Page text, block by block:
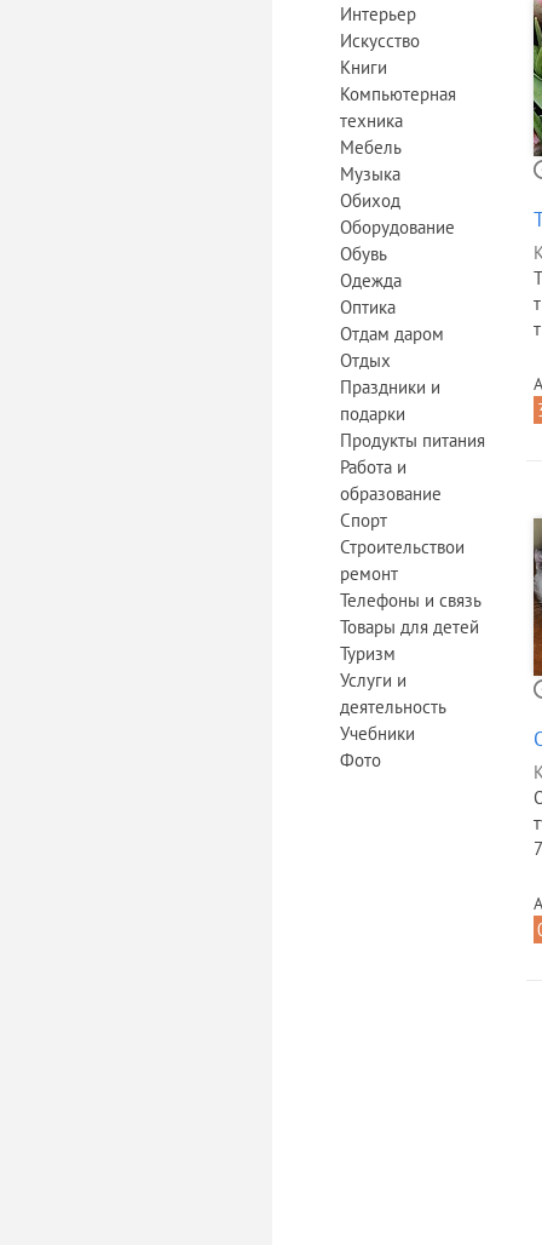
Интерьер
Искусство
Книги
Компьютерная
техника
Мебель
Музыка
Обиход
Оборудование
Обувь
Одежда
Оптика
Отдам даром
Отдых
Праздники и
подарки
Продукты питания
Работа и
образование
Спорт
Строительствои
ремонт
Телефоны и связь
Товары для детей
Туризм
Услуги и
деятельность
Учебники
Фото